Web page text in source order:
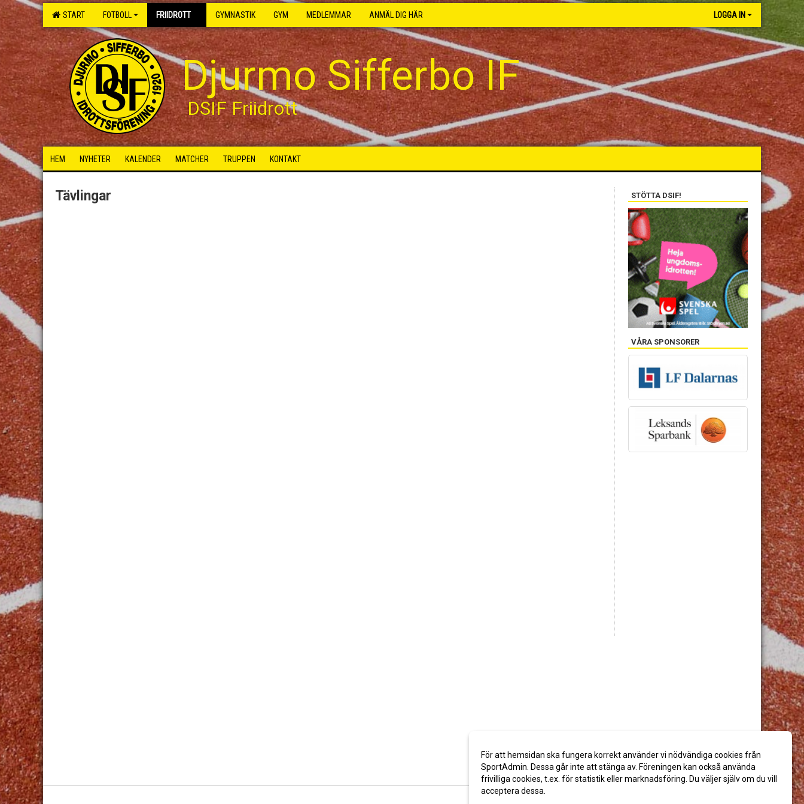
START FOTBOLL FRIIDROTT GYMNASTIK GYM MEDLEMMAR ANMÄL DIG HÄR LOGGA IN
Djurmo Sifferbo IF
DSIF Friidrott
HEM NYHETER KALENDER MATCHER TRUPPEN KONTAKT
Tävlingar STÖTTA DSIF!
VÅRA SPONSORER
För att hemsidan ska fungera korrekt använder vi nödvändiga cookies från
SportAdmin. Dessa går inte att stänga av. Föreningen kan också använda
frivilliga cookies, t.ex. för statistik eller marknadsföring. Du väljer själv om du vill
acceptera dessa.